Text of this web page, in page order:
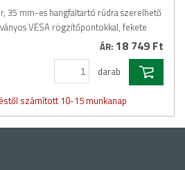
35 mm-es hangfaltartó rúdra szerelhető
VESA rögzítőpontokkal, fekete
ÁR: 18 749 Ft
darab
számított 10-15 munkanap